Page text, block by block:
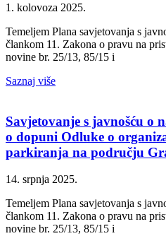
1. kolovoza 2025.
Temeljem Plana savjetovanja s
člankom 11. Zakona o pravu na
novine br. 25/13, 85/15 i
Saznaj više
Savjetovanje s javnošću o
o dopuni Odluke o
parkiranja na području
14. srpnja 2025.
Temeljem Plana savjetovanja s
člankom 11. Zakona o pravu na
novine br. 25/13, 85/15 i